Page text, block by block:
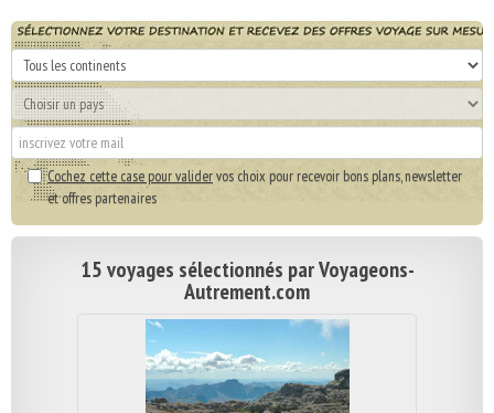
Cochez cette case pour validervos choix pour recevoir bons plans, newsletter
et offres partenaires
15 voyages sélectionnés par Voyageons-
Autrement.com